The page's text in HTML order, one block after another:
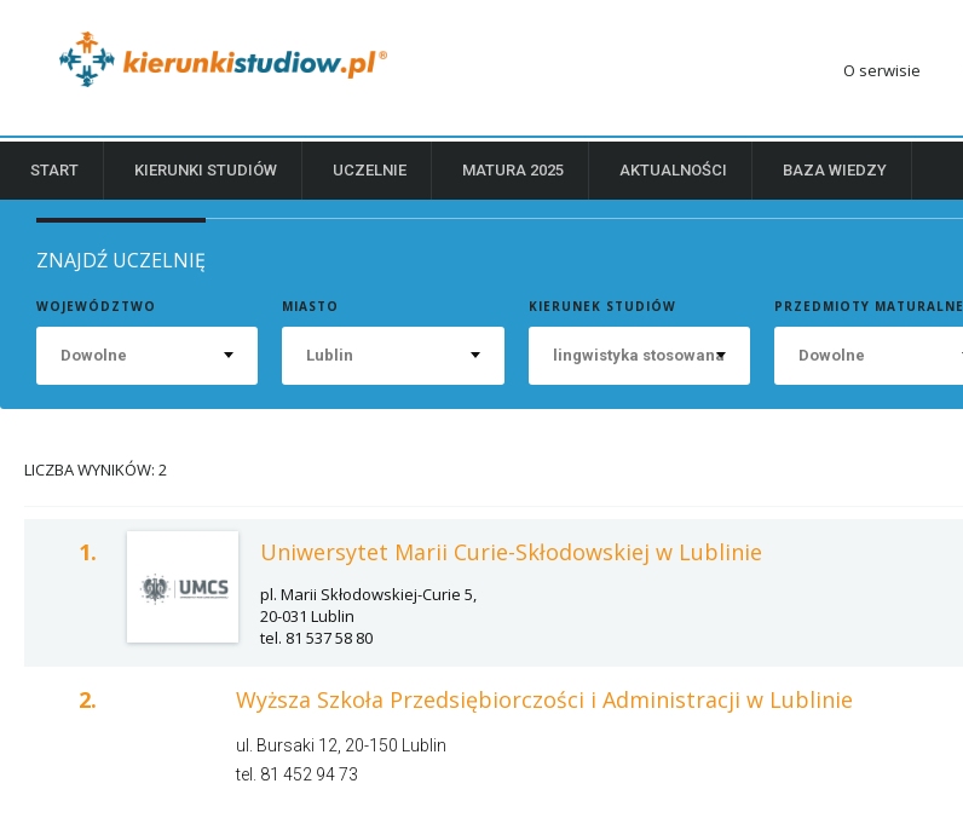
O serwisie
START KIERUNKI STUDIÓW UCZELNIE MATURA 2025 AKTUALNOŚCI BAZA WIEDZY
ZNAJDŹ UCZELNIĘ
WOJEWÓDZTWO
Dowolne
MIASTO
Lublin
KIERUNEK STUDIÓW
lingwistyka stosowana
PRZEDMIOTY MATURALNE
Dowolne
LICZBA WYNIKÓW: 2
1. Uniwersytet Marii Curie-Skłodowskiej w Lublinie
pl. Marii Skłodowskiej-Curie 5,
20-031 Lublin
tel. 81 537 58 80
2. Wyższa Szkoła Przedsiębiorczości i Administracji w Lublinie
ul. Bursaki 12, 20-150 Lublin
tel. 81 452 94 73